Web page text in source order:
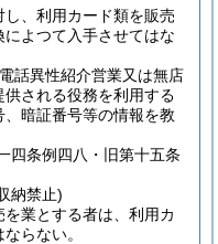
、利用カード類を販売
よつて入手させてはな
話異性紹介営業又は無店
される役務を利用する
暗証番号等の情報を教
四条例四八・旧第十五条
納禁止)
業とする者は、利用カ
らない。